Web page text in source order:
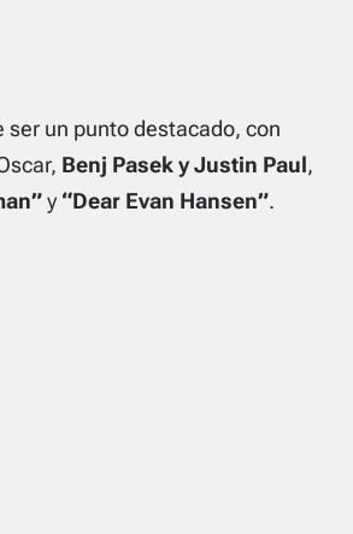
ser un punto destacado, con
Benj Pasek y Justin Paul,
y “Dear Evan Hansen”.